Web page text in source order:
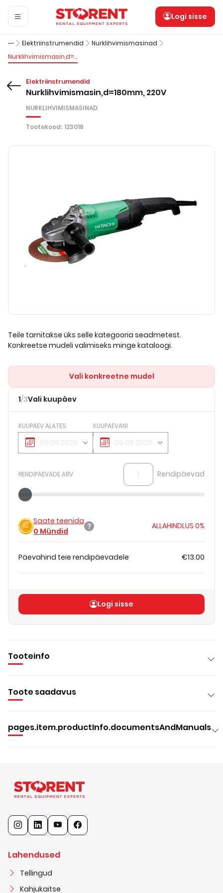
Logi sisse
Elektriinstrumendid
Nurklihvimismasinad
Nurklihvimismasin,d=180mm, 220V
Elektriinstrumendid
Nurklihvimismasin,d=180mm, 220V
NURKLIHVIMISMASINAD
Tootekood: 123018
Teile tarnitakse üks selle kategooria seadmetest.
Konkreetse mudeli valimiseks minge kataloogi.
Vali konkreetne mudel
1/3Vali kuupäev
KUUPÄEV ALATES KUUPÄEVANI
RENDIPÄEVADE ARV Rendipäevad
Saate teenida
0 Mündid
ALLAHINDLUS 0%
Päevahind teie rendipäevadele €13.00
Logi sisse
Tooteinfo
Toote saadavus
pages.item.productInfo.documentsAndManuals
Lahendused
Tellingud
Kahjukaitse